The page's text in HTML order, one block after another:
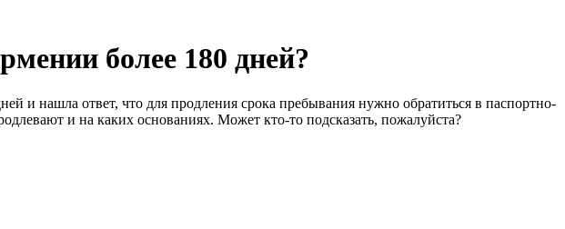
более 180 дней?
и нашла ответ, что для продления срока пребывания нужно обратиться в паспортно-
и на каких основаниях. Может кто-то подсказать, пожалуйста?